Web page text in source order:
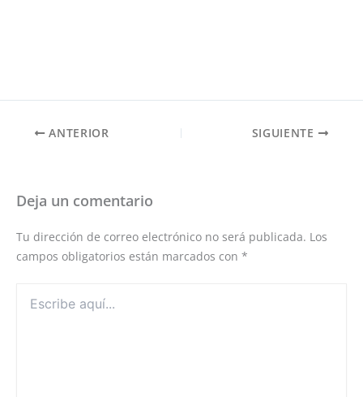
ANTERIOR SIGUIENTE
Deja un comentario
Tu dirección de correo electrónico no será publicada. Los
campos obligatorios están marcados con *
aquí...